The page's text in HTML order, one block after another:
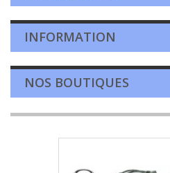
INFORMATION
NOS BOUTIQUES